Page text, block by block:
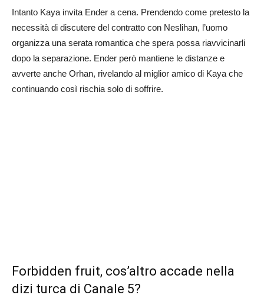
Intanto Kaya invita Ender a cena. Prendendo come pretesto la
necessità di discutere del contratto con Neslihan, l’uomo
organizza una serata romantica che spera possa riavvicinarli
dopo la separazione. Ender però mantiene le distanze e
avverte anche Orhan, rivelando al miglior amico di Kaya che
continuando così rischia solo di soffrire.
Forbidden fruit, cos’altro accade nella
dizi turca di Canale 5?